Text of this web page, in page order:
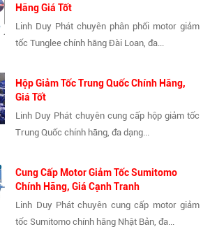
Hãng Giá Tốt
Linh Duy Phát chuyên phân phối motor giảm
tốc Tunglee chính hãng Đài Loan, đa...
Hộp Giảm Tốc Trung Quốc Chính Hãng,
Giá Tốt
Linh Duy Phát chuyên cung cấp hộp giảm tốc
Trung Quốc chính hãng, đa dạng...
Cung Cấp Motor Giảm Tốc Sumitomo
Chính Hãng, Giá Cạnh Tranh
Linh Duy Phát chuyên cung cấp motor giảm
tốc Sumitomo chính hãng Nhật Bản, đa...